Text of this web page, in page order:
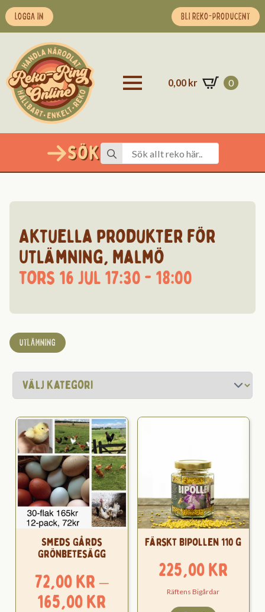
LOGGA IN BLI REKO-PRODUCENT
0,00 kr 0
Sök Search
for:
Aktuella produkter för
Utlämning, Malmö
tors 16 jul 17:30 - 18:00
UTLÄMNING
Smeds Gårds
Grönbetesägg
72,00kr–
165,00kr Prisintervall:
Färskt Bipollen 110 g
225,00kr
Räftens Bigårdar